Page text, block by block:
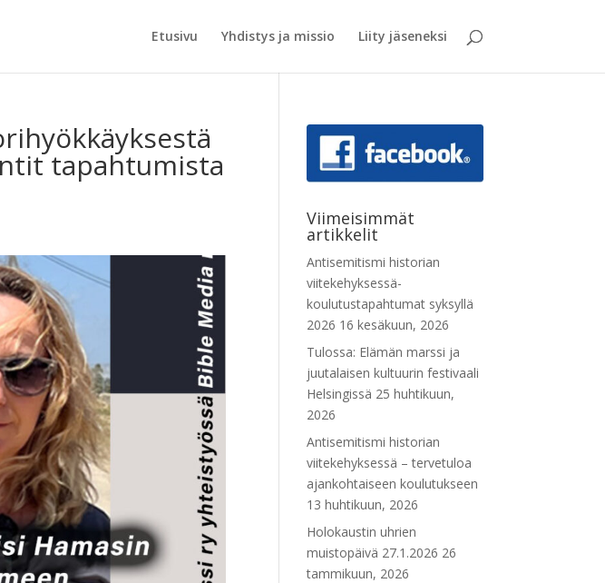
Etusivu Yhdistys ja missio Liity jäseneksi
tapahtumista
Viimeisimmät
artikkelit
Antisemitismi historian
viitekehyksessä-
koulutustapahtumat syksyllä
2026 16 kesäkuun, 2026
Tulossa: Elämän marssi ja
juutalaisen kultuurin festivaali
Helsingissä 25 huhtikuun,
2026
Antisemitismi historian
viitekehyksessä – tervetuloa
ajankohtaiseen koulutukseen
13 huhtikuun, 2026
Holokaustin uhrien
muistopäivä 27.1.2026 26
tammikuun, 2026